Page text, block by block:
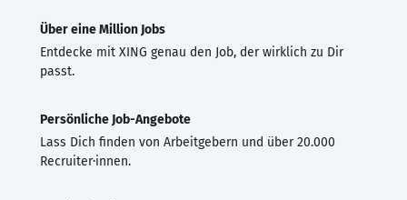
Über eine Million Jobs
Entdecke mit XING genau den Job, der wirklich zu Dir
passt.
Persönliche Job-Angebote
Lass Dich finden von Arbeitgebern und über 20.000
Recruiter·innen.